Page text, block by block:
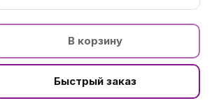
В корзину
Быстрый заказ